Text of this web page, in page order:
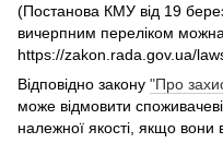
(Постанова КМУ від 19
вичерпним переліком
https://zakon.rada.gov.ua/
Відповідно закону "Про
може відмовити
належної якості, якщо вони